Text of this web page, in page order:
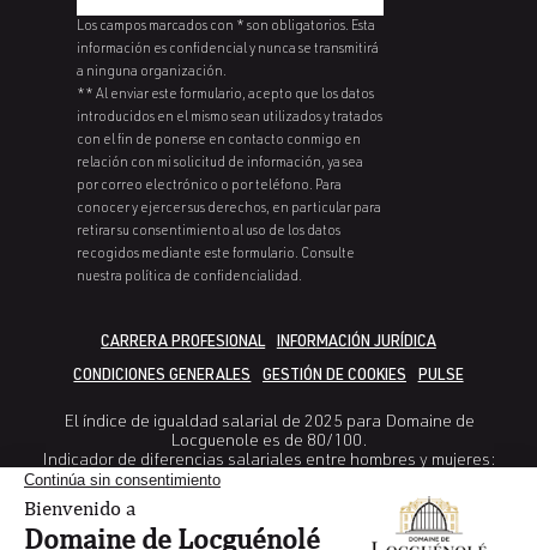
Los campos marcados con * son obligatorios. Esta
información es confidencial y nunca se transmitirá
a ninguna organización.
** Al enviar este formulario, acepto que los datos
introducidos en el mismo sean utilizados y tratados
con el fin de ponerse en contacto conmigo en
relación con mi solicitud de información, ya sea
por correo electrónico o por teléfono. Para
conocer y ejercer sus derechos, en particular para
retirar su consentimiento al uso de los datos
recogidos mediante este formulario. Consulte
nuestra política de confidencialidad.
CARRERA PROFESIONAL INFORMACIÓN JURÍDICA
CONDICIONES GENERALES GESTIÓN DE COOKIES PULSE
El índice de igualdad salarial de 2025 para Domaine de
Locguenole es de 80/100.
Indicador de diferencias salariales entre hombres y mujeres:
Indicador Diferencia en la tasa de aumento entre mujeres y
Indicador de porcentaje de empleadas que reciben un aumento